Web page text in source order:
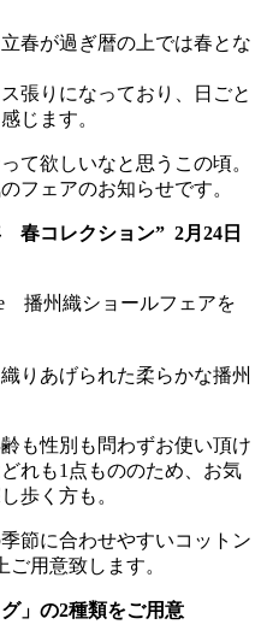
春が過ぎ暦の上では春とな
張りになっており、日ごと
じます。
て欲しいなと思うこの頃。
フェアのお知らせです。
コレクション” 2月24日
播州織ショールフェアを
りあげられた柔らかな播州
も性別も問わずお使い頂け
れも1点もののため、お気
歩く方も。
節に合わせやすいコットン
用意致します。
」の2種類をご用意